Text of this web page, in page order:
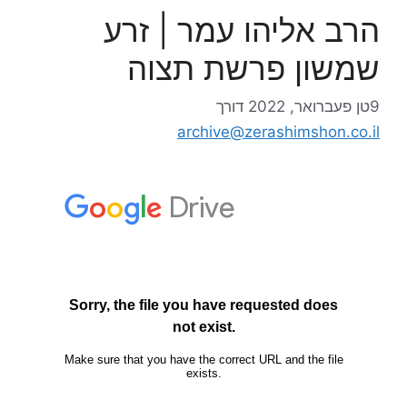
הרב אליהו עמר | זרע
שמשון פרשת תצוה
9טן פעברואר, 2022
דורך
archive@zerashimshon.co.il